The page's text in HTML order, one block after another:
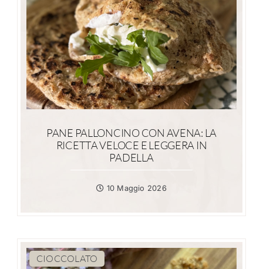
PANE PALLONCINO CON AVENA: LA
RICETTA VELOCE E LEGGERA IN
PADELLA
10 Maggio 2026
CIOCCOLATO